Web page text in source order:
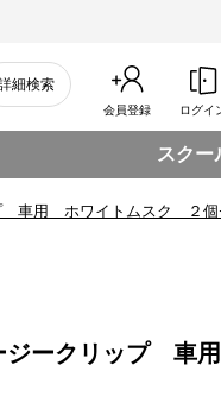
細検索
会員登録 ログイ
スクー
車用 ホワイトムスク ２個
ジークリップ 車